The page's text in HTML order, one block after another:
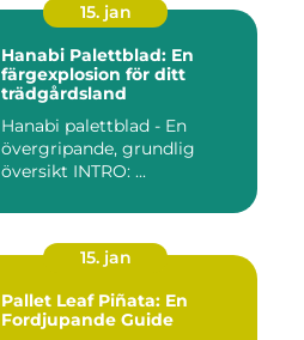
15. jan
Hanabi Palettblad: En
färgexplosion för ditt
trädgårdsland
Hanabi palettblad - En
övergripande, grundlig
översikt INTRO: ...
15. jan
Pallet Leaf Piñata: En
Fordjupande Guide